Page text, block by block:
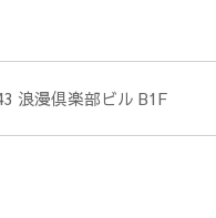
浪漫倶楽部ビル B1F